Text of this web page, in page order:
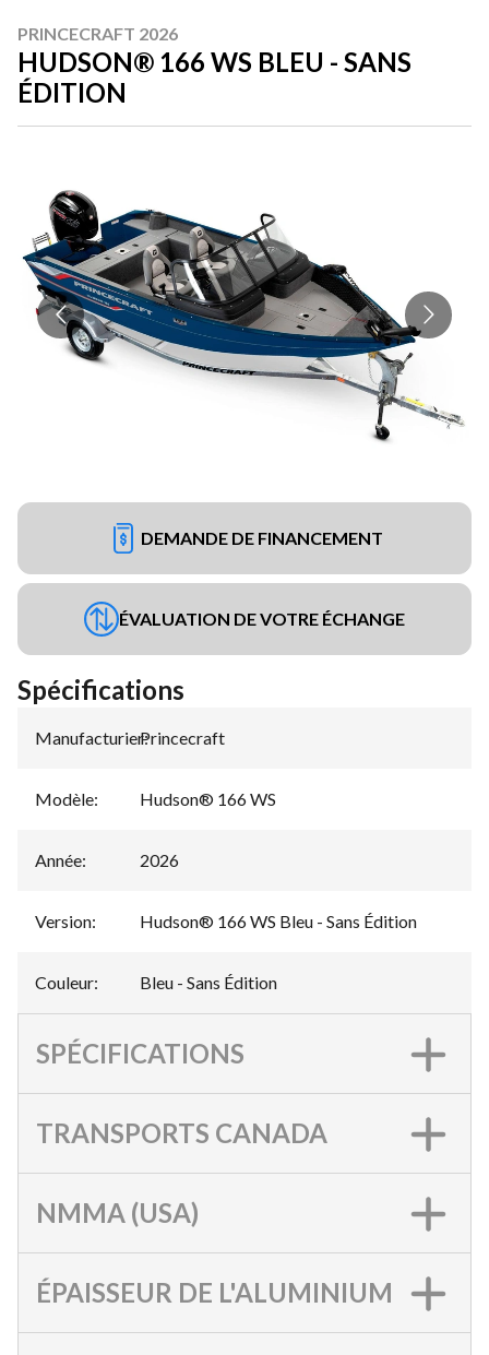
PRINCECRAFT 2026
HUDSON® 166 WS BLEU - SANS
ÉDITION
DEMANDE DE FINANCEMENT
ÉVALUATION DE VOTRE ÉCHANGE
Spécifications
Manufacturier:
Princecraft
Modèle: Hudson® 166 WS
Année: 2026
Version: Hudson® 166 WS Bleu - Sans Édition
Couleur: Bleu - Sans Édition
SPÉCIFICATIONS
TRANSPORTS CANADA
NMMA (USA)
ÉPAISSEUR DE L'ALUMINIUM